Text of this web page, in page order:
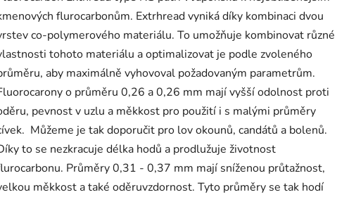
flurocarbonům. Extrhread vyniká díky kombinaci dvou
co-polymerového materiálu. To umožňuje kombinovat různé
tohoto materiálu a optimalizovat je podle zvoleného
aby maximálně vyhovoval požadovaným parametrům.
o průměru 0,26 a 0,26 mm mají vyšší odolnost proti
pevnost v uzlu a měkkost pro použití i s malými průměry
Můžeme je tak doporučit pro lov okounů, candátů a bolenů.
to se nezkracuje délka hodů a prodlužuje životnost
Průměry 0,31 - 0,37 mm mají sníženou průtažnost,
měkkost a také oděruvzdornost. Tyto průměry se tak hodí